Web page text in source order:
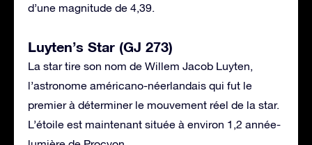
d’une magnitude de 4,39.
Luyten’s Star (GJ 273)
La star tire son nom de Willem Jacob Luyten,
l’astronome américano-néerlandais qui fut le
premier à déterminer le mouvement réel de la star.
L’étoile est maintenant située à environ 1,2 année-